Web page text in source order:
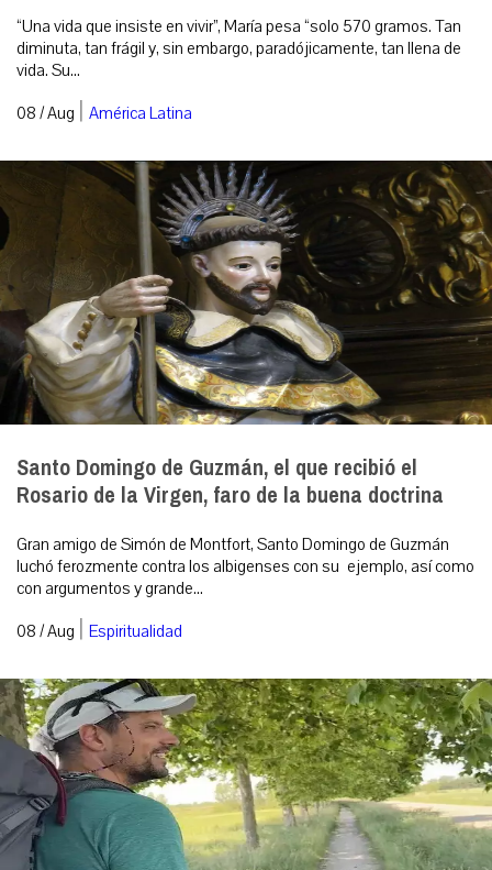
“Una vida que insiste en vivir”, María pesa “solo 570 gramos. Tan
diminuta, tan frágil y, sin embargo, paradójicamente, tan llena de
vida. Su...
08 / Aug | América Latina
Santo Domingo de Guzmán, el que recibió el
Rosario de la Virgen, faro de la buena doctrina
Gran amigo de Simón de Montfort, Santo Domingo de Guzmán
luchó ferozmente contra los albigenses con su ejemplo, así como
con argumentos y grande...
08 / Aug | Espiritualidad